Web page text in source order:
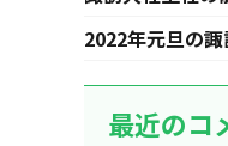
2022年元旦の
最近のコ